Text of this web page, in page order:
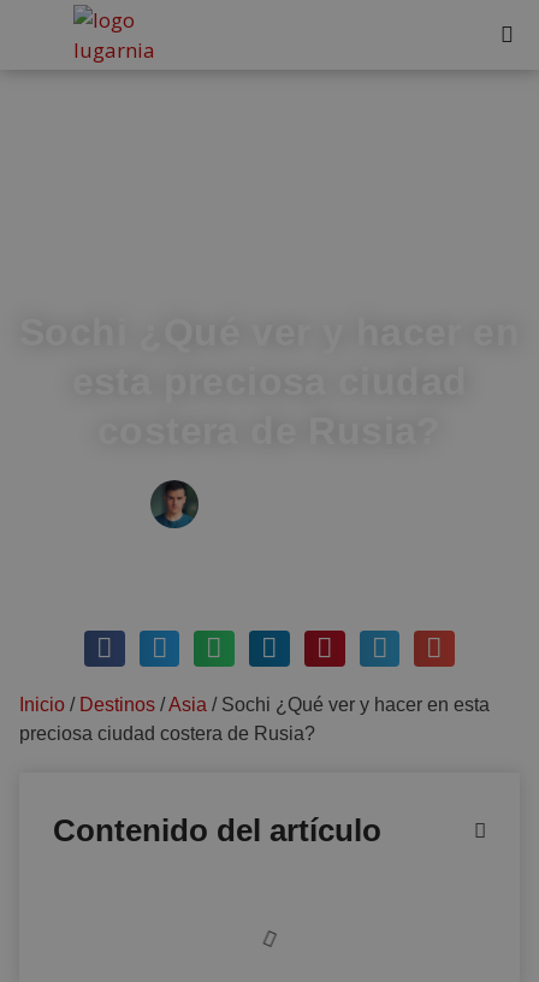
Inicio / Destinos /Asia / Sochi ¿Qué ver y hacer en esta
preciosa ciudad costera de Rusia?
Contenido del artículo